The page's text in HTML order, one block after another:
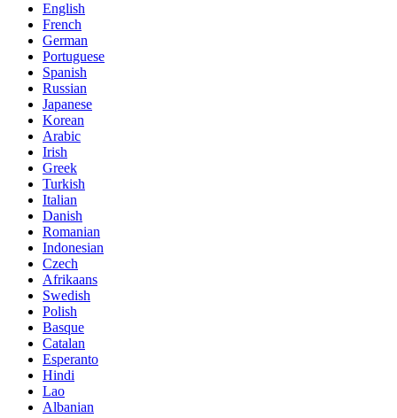
English
French
German
Portuguese
Spanish
Russian
Japanese
Korean
Arabic
Irish
Greek
Turkish
Italian
Danish
Romanian
Indonesian
Czech
Afrikaans
Swedish
Polish
Basque
Catalan
Esperanto
Hindi
Lao
Albanian